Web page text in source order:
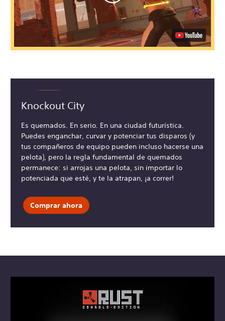
Knockout City
Es quemados. En serio. En una ciudad futurística.
Puedes enganchar, curvar y potenciar tus disparos (y
tus compañeros de equipo pueden incluso hacerse una
pelota), pero la regla fundamental de quemados
permanece: si arrojas una pelota, sin importar lo
potenciada que esté, y te la atrapan, ¡a correr!
Comprar ahora